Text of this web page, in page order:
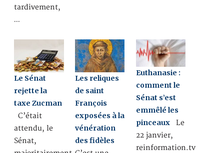
tardivement,
…
Le Sénat
rejette la
taxe Zucman
C’était
attendu, le
Sénat,
Les reliques
de saint
François
exposées à la
vénération
des fidèles
Euthanasie :
comment le
Sénat s’est
emmêlé les
pinceaux Le
22 janvier,
reinformation.tv